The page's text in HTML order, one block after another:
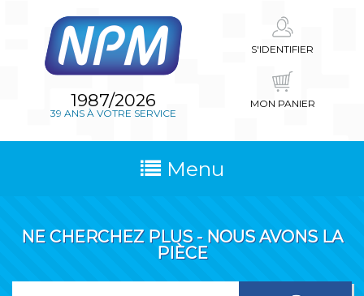
1987/2026
39 ANS À VOTRE SERVICE
S'IDENTIFIER
MON PANIER
Menu
NE CHERCHEZ PLUS - NOUS AVONS LA
PIÈCE